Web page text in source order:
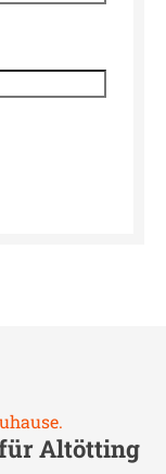
Altötting